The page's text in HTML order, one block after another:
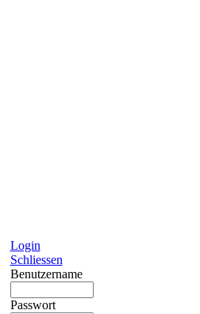
Login
Schliessen
Benutzername
Passwort